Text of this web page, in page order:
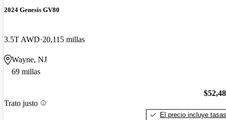
2024 Genesis GV80
3.5T AWD 20,115 millas
Wayne, NJ
69 millas
Trato justo
El precio incluye tasas